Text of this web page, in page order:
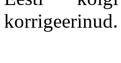
korrigeerinud.